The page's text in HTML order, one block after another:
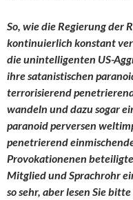
So, wie die Regierung der
kontinuierlich konstant
die unintelligenten US-
ihre satanistischen
terrorisierend
wandeln und dazu sogar
paranoid perversen
penetrierend
Provokationenen
Mitglied und Sprachrohr
so sehr, aber lesen Sie